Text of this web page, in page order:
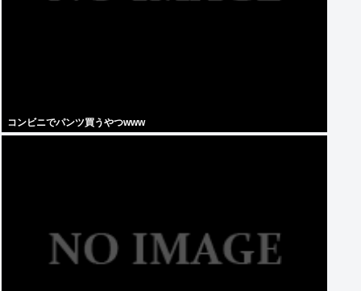
コンビニでパンツ買うやつwww